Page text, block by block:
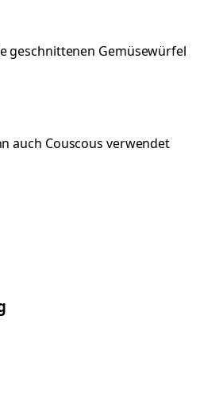
geschnittenen Gemüsewürfel
auch Couscous verwendet